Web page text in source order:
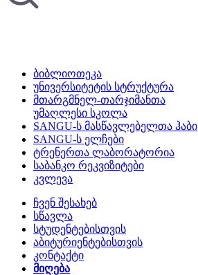
ბიბლიოთეკა
უნივერსიტეტის სტრუქტურა
მთარგმნელ-თარჯიმანთა
უმაღლესი სკოლა
SANGU-ს მასწავლებელთა ჰაბი
SANGU-ს ელჩები
ტრენერთა ლაბორატორია
საბანკო რეკვიზიტები
კვლევა
ჩვენ შესახებ
სწავლა
სტუდენტებისთვის
აბიტურიენტებისთვის
კონტაქტი
მიღება